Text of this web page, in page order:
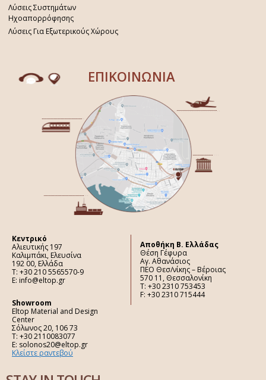
Λύσεις Συστημάτων
Ηχοαπορρόφησης
Λύσεις Για Εξωτερικούς Χώρους
ΕΠΙΚΟΙΝΩΝΙΑ
Κεντρικό
Αλιευτικής 197
Καλιμπάκι, Ελευσίνα
192 00, Ελλάδα
Τ: +30 210 5565570-9
E: info@eltop.gr
Showroom
Eltop Material and Design
Center
Σόλωνος 20, 106 73
Τ: +30 2110083077
E: solonos20@eltop.gr
Κλείστε ραντεβού
Aποθήκη Β. Ελλάδας
Θέση Γέφυρα
Αγ. Αθανάσιος
ΠΕΟ Θεσ/νίκης – Βέροιας
570 11, Θεσσαλονίκη
Τ: +30 2310 753453
F: +30 2310 715444